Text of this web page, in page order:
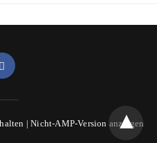
|Nicht-AMP-Version anzeigen